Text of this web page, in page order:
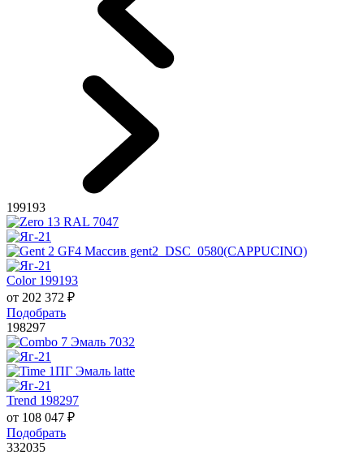
199193
Color 199193
от 202 372 ₽
Подобрать
198297
Trend 198297
от 108 047 ₽
Подобрать
332035